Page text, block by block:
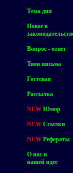
Тема дня
Новое в
Вопрос - ответ
Твои письма
Гостевая
Рассылка
NEW Юмор
NEW Ссылки
NEW Рефераты
О нас и
нашей идее